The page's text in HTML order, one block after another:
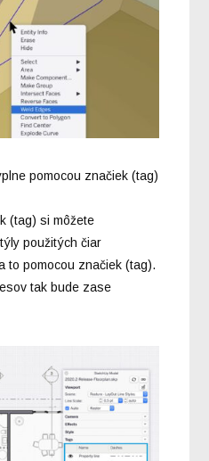
pomocou značiek (tag)
(tag) si môžete
použitých čiar
to pomocou značiek (tag).
tak bude zase